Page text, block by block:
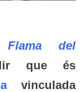
Flama del
que és
vinculada